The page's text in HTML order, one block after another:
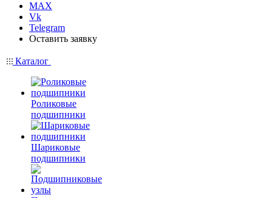
MAX
Vk
Telegram
Оставить заявку
Каталог
Роликовые
подшипники
Шариковые
подшипники